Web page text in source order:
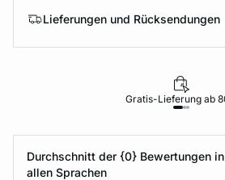
Lieferungen und Rücksendungen
Gratis-Lieferung ab
Durchschnitt der {0} Bewertungen in
allen Sprachen